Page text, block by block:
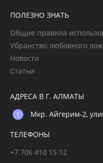
ПОЛЕЗНО ЗНАТЬ
Общие правила
Убранство любовного
Новости
Статьи
АДРЕСА В Г. АЛМАТЫ
Мкр. Айгерим-2,
ТЕЛЕФОНЫ
+7 706 410 15 12